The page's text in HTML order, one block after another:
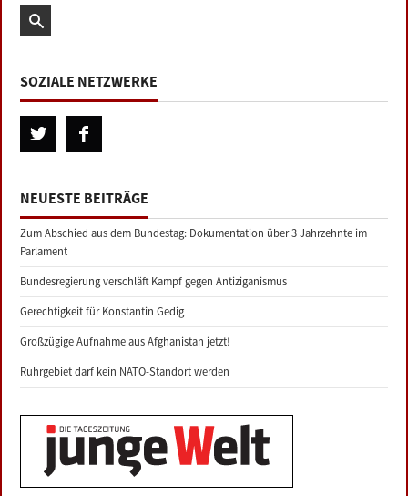
SOZIALE NETZWERKE
NEUESTE BEITRÄGE
Zum Abschied aus dem Bundestag: Dokumentation über 3 Jahrzehnte im
Parlament
Bundesregierung verschläft Kampf gegen Antiziganismus
Gerechtigkeit für Konstantin Gedig
Großzügige Aufnahme aus Afghanistan jetzt!
Ruhrgebiet darf kein NATO-Standort werden